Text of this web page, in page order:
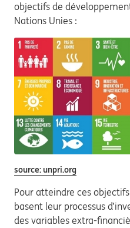
objectifs de
Nations Unies :
source: unpri.org
Pour atteindre ces
basent leur processus
des variables extra-